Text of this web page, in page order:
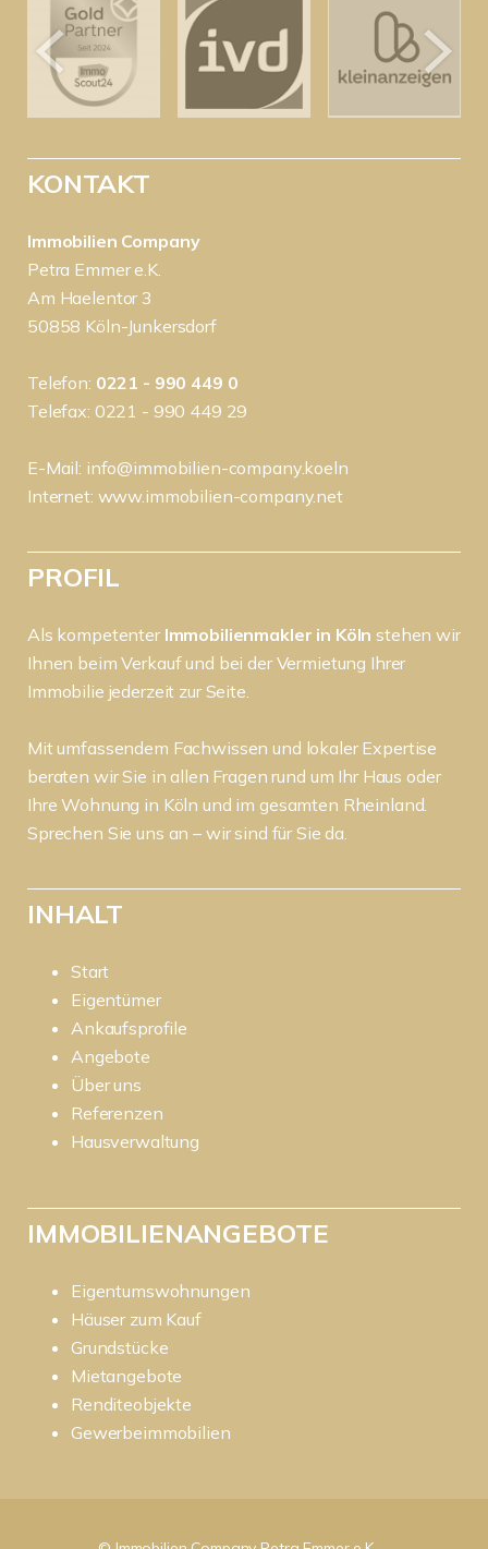
KONTAKT
Immobilien Company
Petra Emmer e.K.
Am Haelentor 3
50858 Köln-Junkersdorf
Telefon: 0221 - 990 449 0
Telefax: 0221 - 990 449 29
E-Mail: info@immobilien-company.koeln
Internet: www.immobilien-company.net
PROFIL
Als kompetenter Immobilienmakler in Kölnstehen wir
Ihnen beim Verkauf und bei der Vermietung Ihrer
Immobilie jederzeit zur Seite.
Mit umfassendem Fachwissen und lokaler Expertise
beraten wir Sie in allen Fragen rund um Ihr Haus oder
Ihre Wohnung in Köln und im gesamten Rheinland.
Sprechen Sie uns an – wir sind für Sie da.
INHALT
Start
Eigentümer
Ankaufsprofile
Angebote
Über uns
Referenzen
Hausverwaltung
IMMOBILIENANGEBOTE
Eigentumswohnungen
Häuser zum Kauf
Grundstücke
Mietangebote
Renditeobjekte
Gewerbeimmobilien